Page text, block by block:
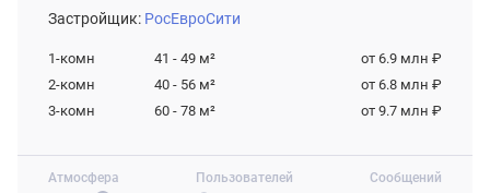
Атмосфера
Пользователей
Сообщений
Застройщик: РосЕвроСити
1-комн 41 - 49 м²
от 6.9 млн ₽
2-комн
40 - 56 м²
от 6.8 млн ₽
3-комн
60 - 78 м² от 9.7 млн ₽